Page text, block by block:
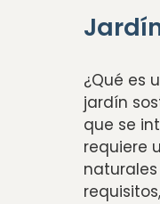
¿Qué es
jardín
que se
requiere